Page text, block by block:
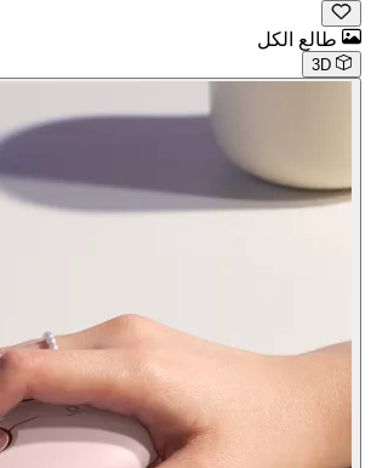
طالع الكل
3D